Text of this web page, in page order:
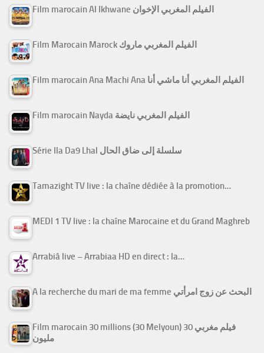
Film marocain Al Ikhwane الفيلم المغربي الإخوان
Film Marocain Marock الفيلم المغربي ماروك
Film marocain Ana Machi Ana الفيلم المغربي أنا ماشي أنا
Film marocain Nayda الفيلم المغربي نايضة
Série Ila Da9 Lhal سلسلة إلى ضاق الحال
Tamazight TV live : la chaîne dédiée à la promotion…
MEDI 1 TV live : la chaîne Marocaine et du Grand Maghreb
Arrabiâ live – Arrabiaa HD en direct : la…
A la recherche du mari de ma femme البحث عن زوج امرأتي
Film marocain 30 millions (30 Melyoun) فيلم مغربي 30
مليون